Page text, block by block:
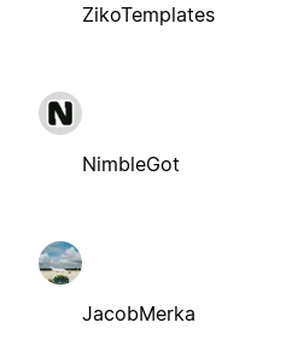
ZikoTemplates
NimbleGot
JacobMerka